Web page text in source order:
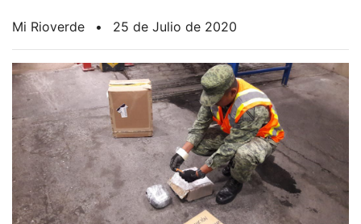
Mi Rioverde • 25 de Julio de 2020